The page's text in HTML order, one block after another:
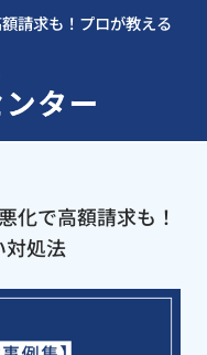
請求も！プロが教える
化で高額請求も！
対処法